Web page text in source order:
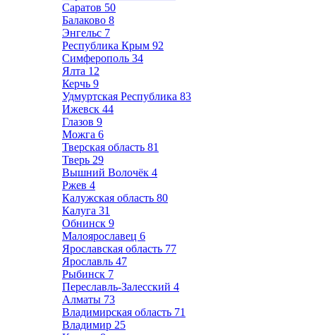
Саратов 50
Балаково 8
Энгельс 7
Республика Крым 92
Симферополь 34
Ялта 12
Керчь 9
Удмуртская Республика 83
Ижевск 44
Глазов 9
Можга 6
Тверская область 81
Тверь 29
Вышний Волочёк 4
Ржев 4
Калужская область 80
Калуга 31
Обнинск 9
Малоярославец 6
Ярославская область 77
Ярославль 47
Рыбинск 7
Переславль-Залесский 4
Алматы 73
Владимирская область 71
Владимир 25